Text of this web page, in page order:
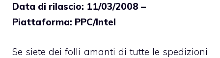
Data di rilascio: 11/03/2008 –
Piattaforma: PPC/Intel
Se siete dei folli amanti di tutte le spedizioni